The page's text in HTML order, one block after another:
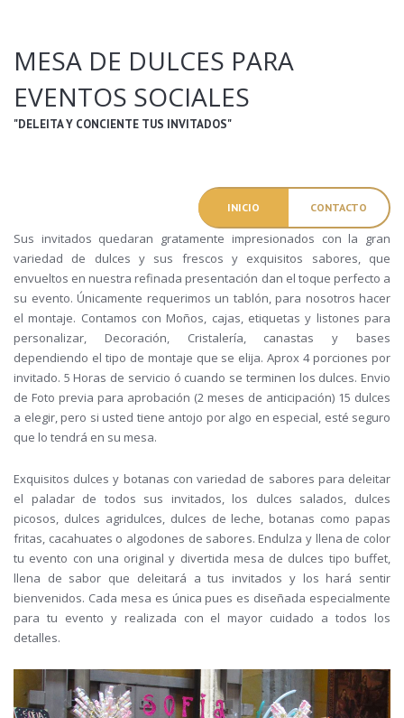
MESA DE DULCES PARA
EVENTOS SOCIALES
"DELEITA Y CONCIENTE TUS INVITADOS"
INICIO CONTACTO
Sus invitados quedaran gratamente impresionados con la gran
variedad de dulces y sus frescos y exquisitos sabores, que
envueltos en nuestra refinada presentación dan el toque perfecto a
su evento. Únicamente requerimos un tablón, para nosotros hacer
el montaje. Contamos con Moños, cajas, etiquetas y listones para
personalizar, Decoración, Cristalería, canastas y bases
dependiendo el tipo de montaje que se elija. Aprox 4 porciones por
invitado. 5 Horas de servicio ó cuando se terminen los dulces. Envio
de Foto previa para aprobación (2 meses de anticipación) 15 dulces
a elegir, pero si usted tiene antojo por algo en especial, esté seguro
que lo tendrá en su mesa.
Exquisitos dulces y botanas con variedad de sabores para deleitar
el paladar de todos sus invitados, los dulces salados, dulces
picosos, dulces agridulces, dulces de leche, botanas como papas
fritas, cacahuates o algodones de sabores. Endulza y llena de color
tu evento con una original y divertida mesa de dulces tipo buffet,
llena de sabor que deleitará a tus invitados y los hará sentir
bienvenidos. Cada mesa es única pues es diseñada especialmente
para tu evento y realizada con el mayor cuidado a todos los
detalles.